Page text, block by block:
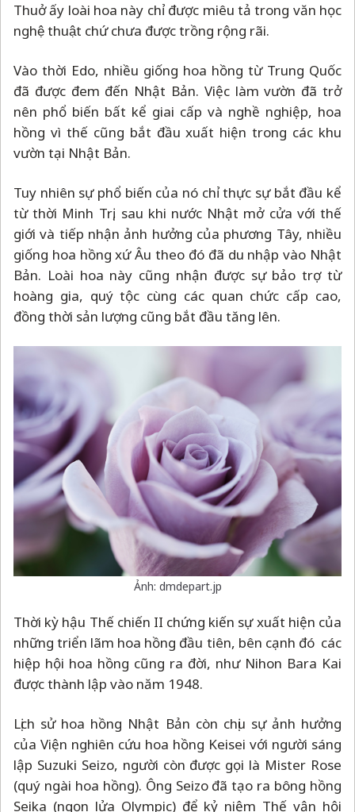
Thuở ấy loài hoa này chỉ được miêu tả trong văn học
nghệ thuật chứ chưa được trồng rộng rãi.
Vào thời Edo, nhiều giống hoa hồng từ Trung Quốc
đã được đem đến Nhật Bản. Việc làm vườn đã trở
nên phổ biến bất kể giai cấp và nghề nghiệp, hoa
hồng vì thế cũng bắt đầu xuất hiện trong các khu
vườn tại Nhật Bản.
Tuy nhiên sự phổ biến của nó chỉ thực sự bắt đầu kể
từ thời Minh Trị, sau khi nước Nhật mở cửa với thế
giới và tiếp nhận ảnh hưởng của phương Tây, nhiều
giống hoa hồng xứ Âu theo đó đã du nhập vào Nhật
Bản. Loài hoa này cũng nhận được sự bảo trợ từ
hoàng gia, quý tộc cùng các quan chức cấp cao,
đồng thời sản lượng cũng bắt đầu tăng lên.
Ảnh: dmdepart.jp
Thời kỳ hậu Thế chiến II chứng kiến sự xuất hiện của
những triển lãm hoa hồng đầu tiên, bên cạnh đó các
hiệp hội hoa hồng cũng ra đời, như Nihon Bara Kai
được thành lập vào năm 1948.
Lịch sử hoa hồng Nhật Bản còn chịu sự ảnh hưởng
của Viện nghiên cứu hoa hồng Keisei với người sáng
lập Suzuki Seizo, người còn được gọi là Mister Rose
(quý ngài hoa hồng). Ông Seizo đã tạo ra bông hồng
Seika (ngọn lửa Olympic) để kỷ niệm Thế vận hội